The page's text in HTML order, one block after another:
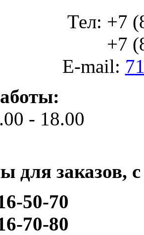
Тел: +7
+7
E-mail:
- 18.00
для заказов,
50-70
70-80